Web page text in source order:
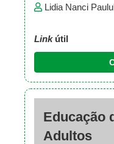
Lidia Nanci
Linkútil
Educação
Adultos